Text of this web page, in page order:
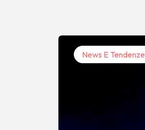
News E Tendenze